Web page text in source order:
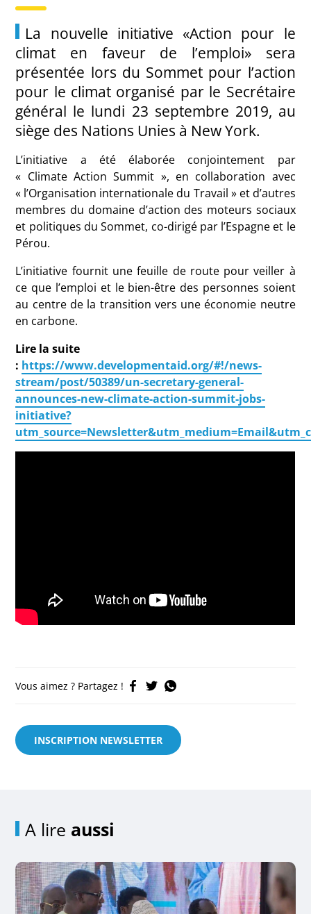
La nouvelle initiative «Action pour le
climat en faveur de l’emploi» sera
présentée lors du Sommet pour l’action
pour le climat organisé par le Secrétaire
général le lundi 23 septembre 2019, au
siège des Nations Unies à New York.
L’initiative a été élaborée conjointement par
« Climate Action Summit », en collaboration avec
« l’Organisation internationale du Travail » et d’autres
membres du domaine d’action des moteurs sociaux
et politiques du Sommet, co-dirigé par l’Espagne et le
Pérou.
L’initiative fournit une feuille de route pour veiller à
ce que l’emploi et le bien-être des personnes soient
au centre de la transition vers une économie neutre
en carbone.
Lire la suite
: https://www.developmentaid.org/#!/news-
stream/post/50389/un-secretary-general-
announces-new-climate-action-summit-jobs-
initiative?
Vous aimez ? Partagez !
INSCRIPTION NEWSLETTER
A lire aussi